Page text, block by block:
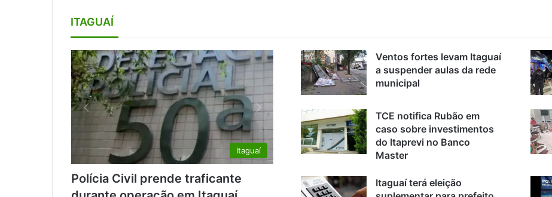
ITAGUAÍ
Itaguaí
Polícia Civil prende traficante
Ventos fortes levam Itaguaí
a suspender aulas da rede
municipal
TCE notifica Rubão em
caso sobre investimentos
do Itaprevi no Banco
Master
Itaguaí terá eleição